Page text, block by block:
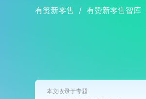
有赞新零售 / 有赞新零售智库
本文收录于专题